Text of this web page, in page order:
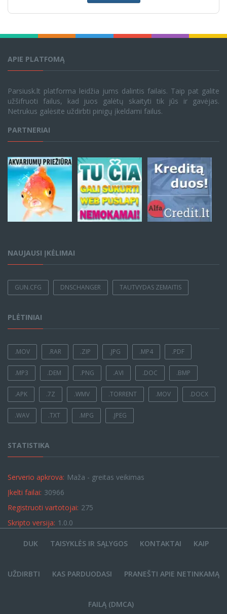
APIE PLATFOMĄ
Parsiusk.lt platforma leidžia jums dalintis failais. Taip pat galite
užšifruoti failus, kad juos galėtų skaityti tik jūs ir gavėjas.
Netrukus galėsite uždirbti pinigų įkeldami failus.
PARTNERIAI
NAUJAUSI ĮKĖLIMAI
GUN.CFG DNSCHANGER TAUTVYDAS ZEMAITIS
PLĖTINIAI
.MOV .RAR .ZIP .JPG .MP4 .PDF
.MP3 .DEM .PNG .AVI .DOC .BMP
.APK .7Z .WMV .TORRENT .MOV .DOCX
.WAV .TXT .MPG .JPEG
STATISTIKA
Serverio apkrova: Maža - greitas veikimas
Įkelti failai: 30966
Registruoti vartotojai: 275
Skripto versija: 1.0.0
DUK TAISYKLĖS IR SĄLYGOS KONTAKTAI KAIP
UŽDIRBTI KAS PARDUODASI PRANEŠTI APIE NETINKAMĄ
FAILĄ (DMCA)